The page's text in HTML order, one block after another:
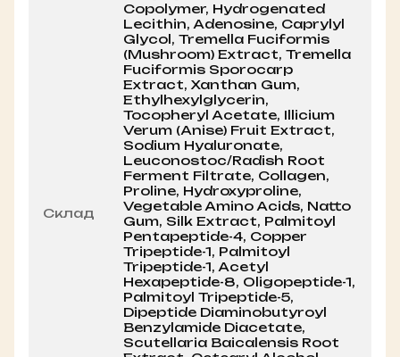
Склад
Copolymer, Hydrogenated
Lecithin, Adenosine, Caprylyl
Glycol, Tremella Fuciformis
(Mushroom) Extract, Tremella
Fuciformis Sporocarp
Extract, Xanthan Gum,
Ethylhexylglycerin,
Tocopheryl Acetate, Illicium
Verum (Anise) Fruit Extract,
Sodium Hyaluronate,
Leuconostoc/​Radish Root
Ferment Filtrate, Collagen,
Proline, Hydroxyproline,
Vegetable Amino Acids, Natto
Gum, Silk Extract, Palmitoyl
Pentapeptide-4, Copper
Tripeptide-1, Palmitoyl
Tripeptide-1, Acetyl
Hexapeptide-8, Oligopeptide-1,
Palmitoyl Tripeptide-5,
Dipeptide Diaminobutyroyl
Benzylamide Diacetate,
Scutellaria Baicalensis Root